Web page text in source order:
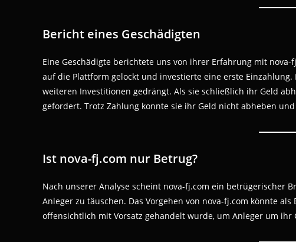
Bericht eines Geschädigten
Eine Geschädigte berichtete uns von ihrer Erfahrung mit
auf die Plattform gelockt und investierte eine erste
weiteren Investitionen gedrängt. Als sie schließlich ihr Geld
gefordert. Trotz Zahlung konnte sie ihr Geld nicht abheben
Ist nova-fj.com nur Betrug?
Nach unserer Analyse scheint nova-fj.com ein betrügerischer
Anleger zu täuschen. Das Vorgehen von nova-fj.com könnte
offensichtlich mit Vorsatz gehandelt wurde, um Anleger um ihr